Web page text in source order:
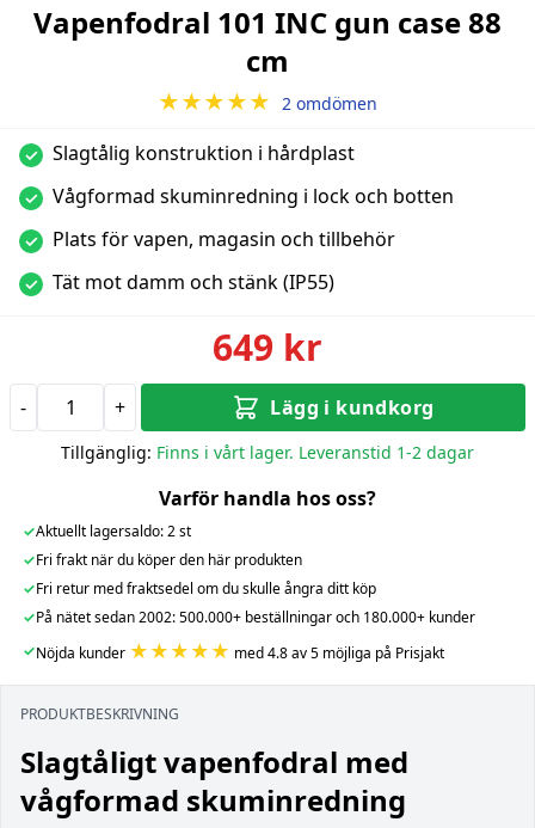
Vapenfodral 101 INC gun case 88
cm
★★★★★ 2 omdömen
✓ Slagtålig konstruktion i hårdplast
✓ Vågformad skuminredning i lock och botten
✓ Plats för vapen, magasin och tillbehör
✓ Tät mot damm och stänk (IP55)
649 kr
- + Lägg i kundkorg
Tillgänglig: Finns i vårt lager. Leveranstid 1-2 dagar
Varför handla hos oss?
✓Aktuellt lagersaldo: 2 st
✓Fri frakt när du köper den här produkten
✓Fri retur med fraktsedel om du skulle ångra ditt köp
✓På nätet sedan 2002: 500.000+ beställningar och 180.000+ kunder
✓Nöjda kunder ★★★★★ med 4.8 av 5 möjliga på Prisjakt
PRODUKTBESKRIVNING
Slagtåligt vapenfodral med
vågformad skuminredning